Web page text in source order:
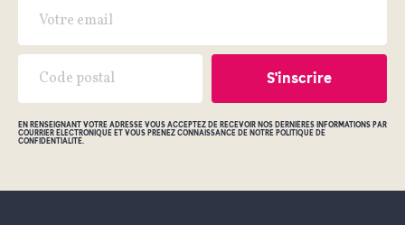
EN RENSEIGNANT VOTRE ADRESSE VOUS ACCEPTEZ DE RECEVOIR NOS DERNIÈRES INFORMATIONS PAR
COURRIER ÉLECTRONIQUE ET VOUS PRENEZ CONNAISSANCE DE NOTRE POLITIQUE DE
CONFIDENTIALITÉ.